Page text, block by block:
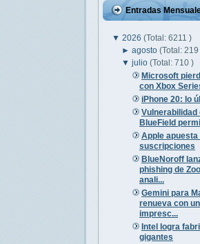
Entradas
▼ 2026 (Total: 6211 )
►agosto(Total: 219
▼julio(Total: 710 )
Microsoft
con Xbox
iPhone 20: lo
Vulnerabilidad
BlueField
Apple apuesta
suscripciones
BlueNoroff
phishing de
anali...
Gemini para
renueva con
impresc...
Intel logra
gigantes